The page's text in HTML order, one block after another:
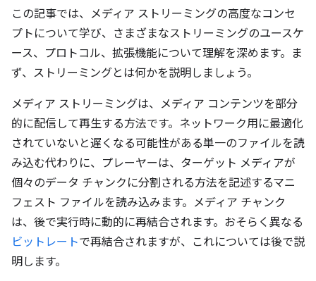
この記事では、メディア ストリーミングの高度なコンセ
プトについて学び、さまざまなストリーミングのユースケ
ース、プロトコル、拡張機能について理解を深めます。ま
ず、ストリーミングとは何かを説明しましょう。
メディア ストリーミングは、メディア コンテンツを部分
的に配信して再生する方法です。ネットワーク用に最適化
されていないと遅くなる可能性がある単一のファイルを読
み込む代わりに、プレーヤーは、ターゲット メディアが
個々のデータ チャンクに分割される方法を記述するマニ
フェスト ファイルを読み込みます。メディア チャンク
は、後で実行時に動的に再結合されます。おそらく異なる
ビットレートで再結合されますが、これについては後で説
明します。